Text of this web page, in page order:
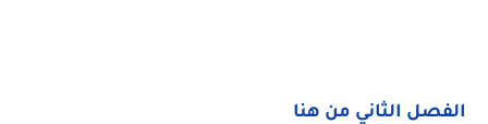
الفصل الثاني من هنا